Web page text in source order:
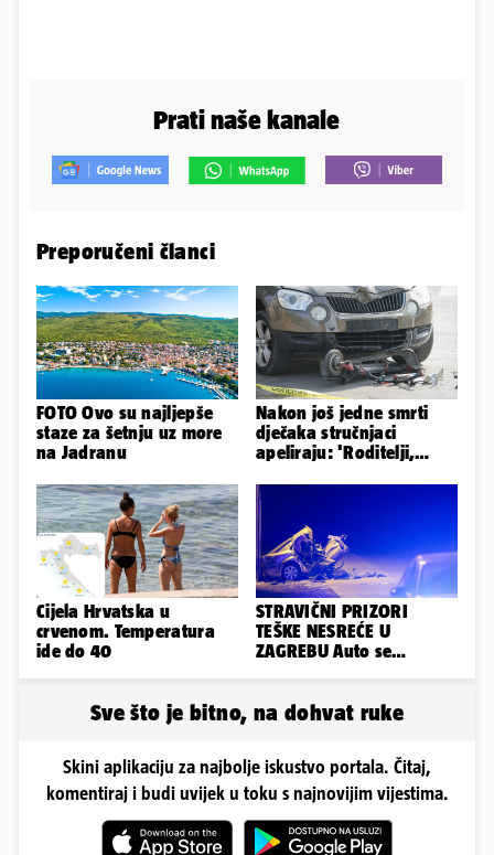
Prati naše kanale
Preporučeni članci
FOTO Ovo su najljepše
staze za šetnju uz more
na Jadranu
Nakon još jedne smrti
dječaka stručnjaci
apeliraju: 'Roditelji,
igračke'
Cijela Hrvatska u
crvenom. Temperatura
ide do 40
STRAVIČNI PRIZORI
TEŠKE NESREĆE U
ZAGREBU Auto se
Sve što je bitno, na dohvat ruke
Skini aplikaciju za najbolje iskustvo portala. Čitaj,
komentiraj i budi uvijek u toku s najnovijim vijestima.